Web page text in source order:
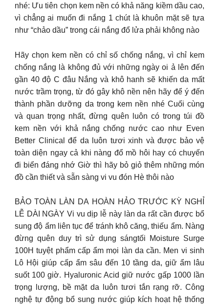
nhé: Ưu tiên chọn kem nền có khả năng kiềm dầu cao,
vì chẳng ai muốn đi nắng 1 chút là khuôn mặt sẽ tựa
như “chảo dầu” trong cái nắng đổ lửa phải không nào
Hãy chọn kem nền có chỉ số chống nắng, vì chỉ kem
chống nắng là không đủ với những ngày oi ả lên đến
gần 40 độ C đâu Nắng và khô hanh sẽ khiến da mất
nước trầm trọng, từ đó gây khô nền nên hãy để ý đến
thành phần dưỡng da trong kem nền nhé Cuối cùng
và quan trọng nhất, đừng quên luôn có trong túi đồ
kem nền với khả nắng chống nước cao như Even
Better Clinical để da luôn tươi xinh và được bảo vệ
toàn diện ngay cả khi nàng đổ mồ hôi hay có chuyến
đi biển đáng nhớ Giờ thì hãy bỏ giỏ thêm những món
đồ cần thiết và sẵn sàng vi vu đón Hè thôi nào
BẢO TOÀN LÀN DA HOÀN HẢO TRƯỚC KỲ NGHỈ
LỄ DÀI NGÀY Vi vu dịp lễ này làn da rất cần được bổ
sung độ ẩm liên tục để tránh khô căng, thiếu ẩm. Nàng
đừng quên duy trì sử dụng sángtối Moisture Surge
100H tuyệt phẩm cấp ẩm mọi làn da cần. Men vi sinh
Lô Hội giúp cấp ẩm sâu đến 10 tầng da, giữ ẩm lâu
suốt 100 giờ. Hyaluronic Acid giữ nước gấp 1000 lần
trọng lượng, bề mặt da luôn tươi tắn rạng rỡ. Công
nghệ tự động bổ sung nước giúp kích hoạt hệ thống